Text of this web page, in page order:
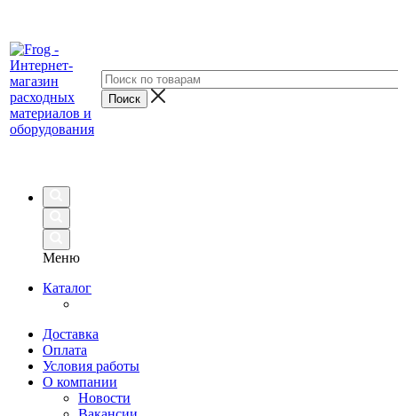
Меню
Каталог
Доставка
Оплата
Условия работы
О компании
Новости